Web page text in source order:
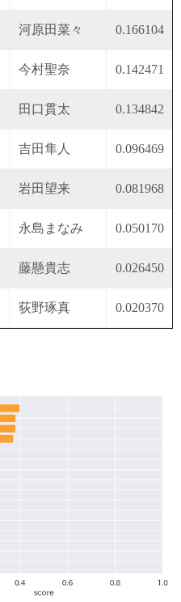
河原田菜々 0.166104
今村聖奈 0.142471
田口貫太 0.134842
吉田隼人 0.096469
岩田望来 0.081968
永島まなみ 0.050170
藤懸貴志 0.026450
荻野琢真 0.020370